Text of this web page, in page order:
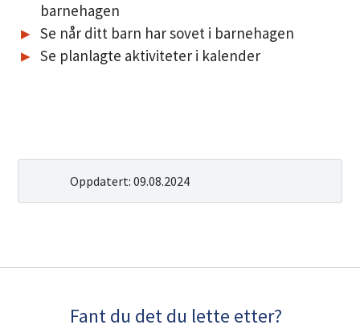
barnehagen
Se når ditt barn har sovet i barnehagen
Se planlagte aktiviteter i kalender
Oppdatert: 09.08.2024
Fant du det du lette etter?